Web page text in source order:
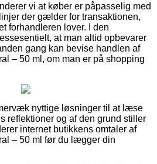
vi at køber er påpasselig med
der gælder for transaktionen,
forhandleren lover. I den
at man altid opbevarer
gang kan bevise handlen af
– 50 ml, om man er på shopping
nyttige løsninger til at læse
reflektioner og af den grund stiller
internet butikkens omtaler af
– 50 ml før du lægger din